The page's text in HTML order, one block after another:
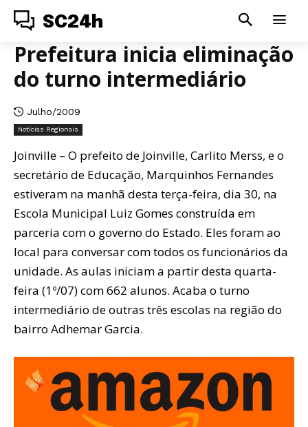
SC24h
Prefeitura inicia eliminação
do turno intermediário
Julho/2009
Notícias Regionais
Joinville – O prefeito de Joinville, Carlito Merss, e o
secretário de Educação, Marquinhos Fernandes
estiveram na manhã desta terça-feira, dia 30, na
Escola Municipal Luiz Gomes construída em
parceria com o governo do Estado. Eles foram ao
local para conversar com todos os funcionários da
unidade. As aulas iniciam a partir desta quarta-
feira (1º/07) com 662 alunos. Acaba o turno
intermediário de outras três escolas na região do
bairro Adhemar Garcia.